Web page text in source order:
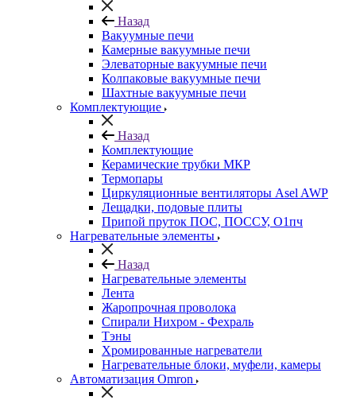
Назад
Вакуумные печи
Камерные вакуумные печи
Элеваторные вакуумные печи
Колпаковые вакуумные печи
Шахтные вакуумные печи
Комплектующие
Назад
Комплектующие
Керамические трубки МКР
Термопары
Циркуляционные вентиляторы Asel AWP
Лещадки, подовые плиты
Припой пруток ПОС, ПОССУ, О1пч
Нагревательные элементы
Назад
Нагревательные элементы
Лента
Жаропрочная проволока
Спирали Нихром - Фехраль
Тэны
Хромированные нагреватели
Нагревательные блоки, муфели, камеры
Автоматизация Omron